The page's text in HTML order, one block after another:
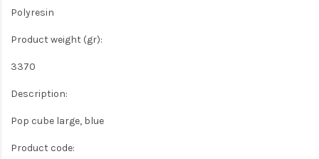
Polyresin
Product weight (gr):
3370
Description:
Pop cube large, blue
Product code: